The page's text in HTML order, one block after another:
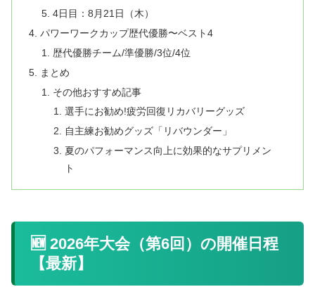
4日目：8月21日（木）
パワーワークカップ歴代優勝〜ベスト4
歴代優勝チーム/準優勝/3位/4位
まとめ
その他おすすめ記事
選手にお勧め!疲労回復リカバリーグッズ
自主練お勧めグッズ「リバウンダー」
夏のパフォーマンス向上に効果的なサプリメン
ト
🆕 2026年大会（第6回）の開催日程
【最新】